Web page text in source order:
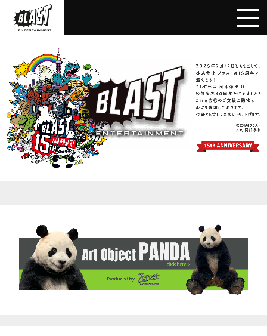
Inc.
|
創
業
40
年
映
画
特
殊
造
形・